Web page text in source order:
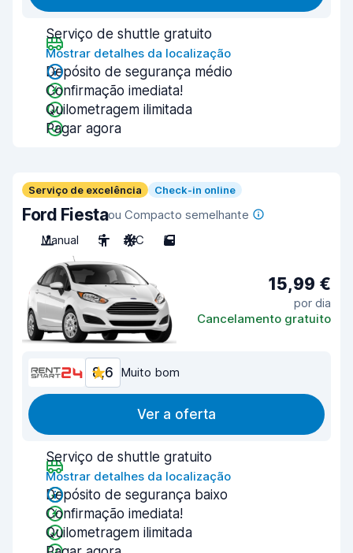
Serviço de shuttle gratuito
Mostrar detalhes da localização
Depósito de segurança médio
Confirmação imediata!
Quilometragem ilimitada
Pagar agora
Serviço de excelência Check-in online
Ford Fiestaou Compacto semelhante
Manual
5 A/C 5
15,99 €
por dia
Cancelamento gratuito
8,6 Muito bom
Ver a oferta
Serviço de shuttle gratuito
Mostrar detalhes da localização
Depósito de segurança baixo
Confirmação imediata!
Quilometragem ilimitada